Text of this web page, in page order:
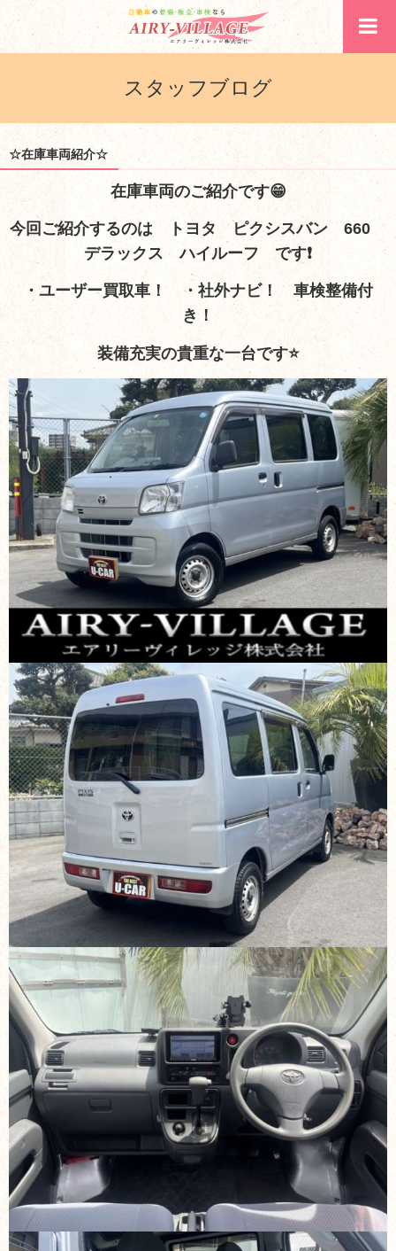
スタッフブログ
☆在庫車両紹介☆
在庫車両のご紹介です😁
今回ご紹介するのは トヨタ ピクシスバン 660
デラックス ハイルーフ です❗
・ユーザー買取車！ ・社外ナビ！ 車検整備付
き！
装備充実の貴重な一台です⭐